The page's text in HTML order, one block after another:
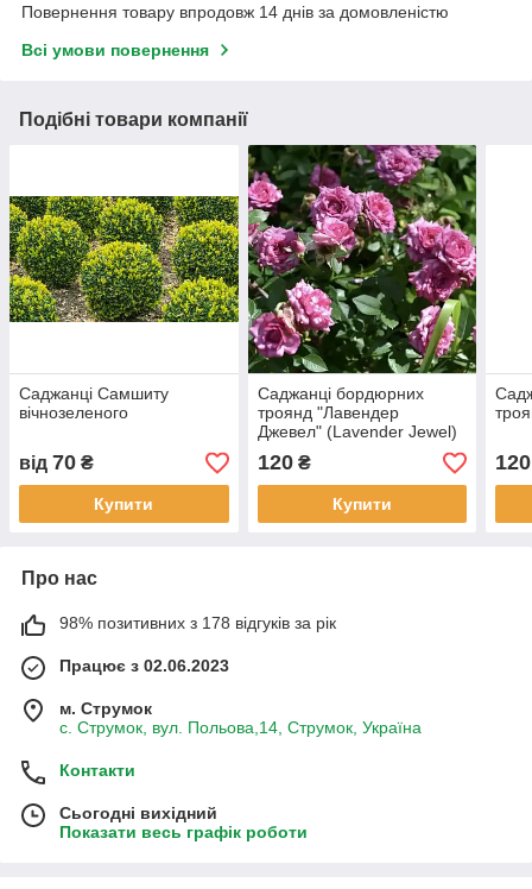
Повернення товару впродовж 14 днів за домовленістю
Всі умови повернення
Подібні товари компанії
Саджанці Самшиту
вічнозеленого
від 70 ₴
Купити
Саджанці бордюрних
троянд "Лавендер
Джевел" (Lavender Jewel)
120₴
Купити
120
Про нас
98% позитивних з 178 відгуків за рік
Працює з 02.06.2023
м. Струмок
с. Струмок, вул. Польова,14, Струмок, Україна
Контакти
Сьогодні вихідний
Показати весь графік роботи